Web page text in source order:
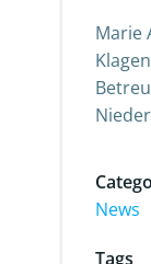
Marie
News
Tags